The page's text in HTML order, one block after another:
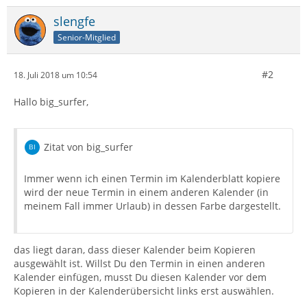
slengfe
Senior-Mitglied
18. Juli 2018 um 10:54 #2
Hallo big_surfer,
Zitat von big_surfer
Immer wenn ich einen Termin im Kalenderblatt kopiere
wird der neue Termin in einem anderen Kalender (in
meinem Fall immer Urlaub) in dessen Farbe dargestellt.
das liegt daran, dass dieser Kalender beim Kopieren
ausgewählt ist. Willst Du den Termin in einen anderen
Kalender einfügen, musst Du diesen Kalender vor dem
Kopieren in der Kalenderübersicht links erst auswählen.